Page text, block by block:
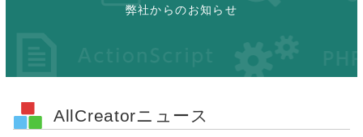
弊社からのお知らせ
AllCreatorニュース